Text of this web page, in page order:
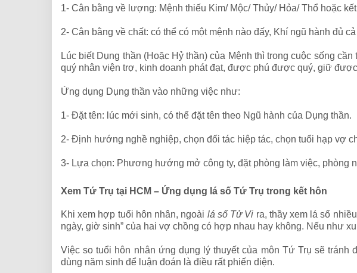
1- Cân bằng về lượng: Mệnh thiếu Kim/ Mộc/ Thủy/ Hỏa/ Thổ hoặc
2- Cân bằng về chất: có thể có một mệnh nào đấy, Khí ngũ hành đủ
Lúc biết Dụng thần (Hoặc Hỷ thần) của Mệnh thì trong cuộc sống
quý nhân viện trợ, kinh doanh phát đạt, được phú được quý, giữ
Ứng dụng Dụng thần vào những việc như:
1- Đặt tên: lúc mới sinh, có thể đặt tên theo Ngũ hành của Dụng thần.
2- Định hướng nghề nghiệp, chọn đối tác hiệp tác, chọn tuổi hạp vợ
3- Lựa chọn: Phương hướng mở công ty, đặt phòng làm việc, phòng
Xem Tứ Trụ tại HCM – Ứng dụng lá số Tứ Trụ trong kết hôn
Khi xem hợp tuổi hôn nhân, ngoài lá số Tử Vi ra, thầy xem lá số
ngày, giờ sinh” của hai vợ chồng có hợp nhau hay không. Nếu như
Việc so tuổi hôn nhân ứng dụng lý thuyết của môn Tứ Trụ sẽ
dùng năm sinh để luận đoán là điều rất phiến diện.